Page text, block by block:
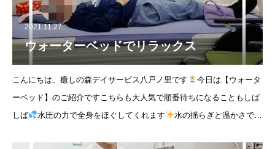
2021.11.27
ウォーターベッドでリラックス
こんにちは、癒しの森デイサービス八戸ノ里です
今日は【ウォータ
ーベッド】のご紹介ですこちらも大人気で順番待ちになることもしば
しば
水圧の力で全身をほぐしてくれます
水の揺らぎと温かさでリ